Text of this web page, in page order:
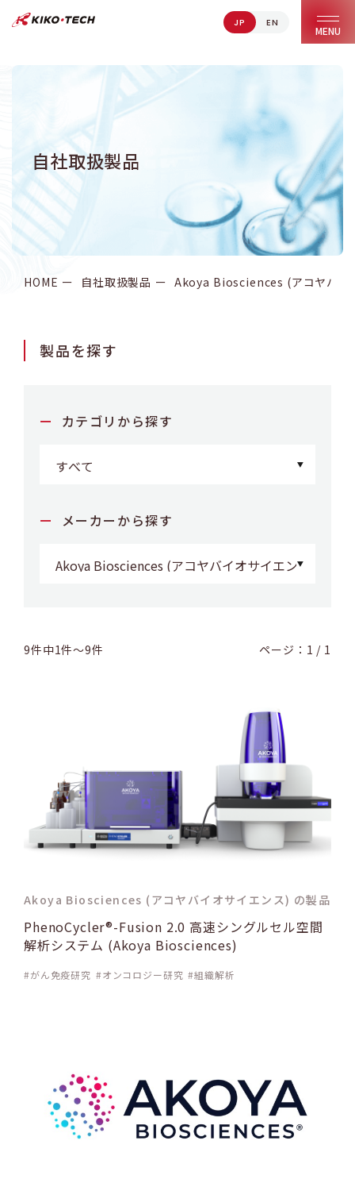
キコーテック株式会社 | ライフサイエンス研究への貢献
JP EN
MENU
自社取扱製品
HOME 自社取扱製品 Akoya Biosciences (アコヤバイ
製品を探す
カテゴリから探す
メーカーから探す
9件中1件～9件 ページ：1 / 1
Akoya Biosciences (アコヤバイオサイエンス) の製品
PhenoCycler®-Fusion 2.0 高速シングルセル空間
解析システム (Akoya Biosciences)
がん免疫研究 オンコロジー研究 組織解析